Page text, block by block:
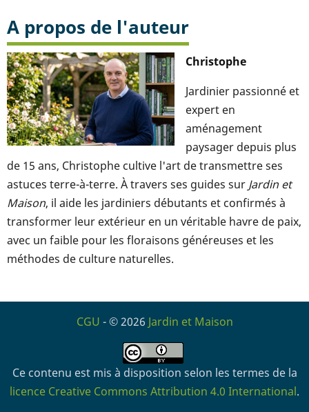
A propos de l'auteur
Christophe
Jardinier passionné et
expert en
aménagement
paysager depuis plus
de 15 ans, Christophe cultive l'art de transmettre ses
astuces terre-à-terre. À travers ses guides sur Jardin et
Maison, il aide les jardiniers débutants et confirmés à
transformer leur extérieur en un véritable havre de paix,
avec un faible pour les floraisons généreuses et les
méthodes de culture naturelles.
CGU - © 2026 Jardin et Maison
Ce contenu est mis à disposition selon les termes de la
licence Creative Commons Attribution 4.0 International.